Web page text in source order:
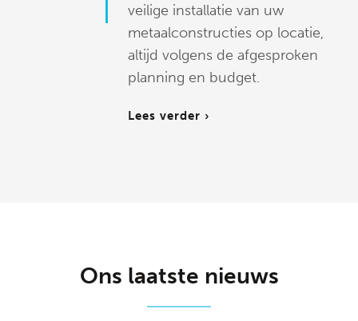
veilige installatie van uw
metaalconstructies op locatie,
altijd volgens de afgesproken
planning en budget.
Lees verder ›
Ons laatste nieuws